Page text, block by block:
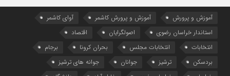
آموزش و پرورش آموزش و پرورش کاشمر
آوای کاشمر
استاندار خراسان رضوی
اصولگرایان
اقتصاد
انتخابات
انتخابات مجلس بحران کرونا
برجام
بردسکن
ترشیز جوانان
جوانه های ترشیز